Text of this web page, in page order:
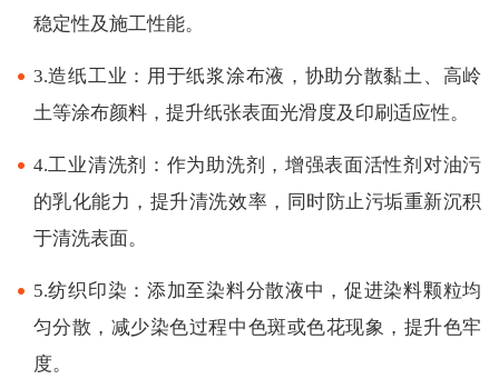
稳定性及施工性能。
3.造纸工业：用于纸浆涂布液，协助分散黏土、高岭
土等涂布颜料，提升纸张表面光滑度及印刷适应性。
4.工业清洗剂：作为助洗剂，增强表面活性剂对油污
的乳化能力，提升清洗效率，同时防止污垢重新沉积
于清洗表面。
5.纺织印染：添加至染料分散液中，促进染料颗粒均
匀分散，减少染色过程中色斑或色花现象，提升色牢
度。